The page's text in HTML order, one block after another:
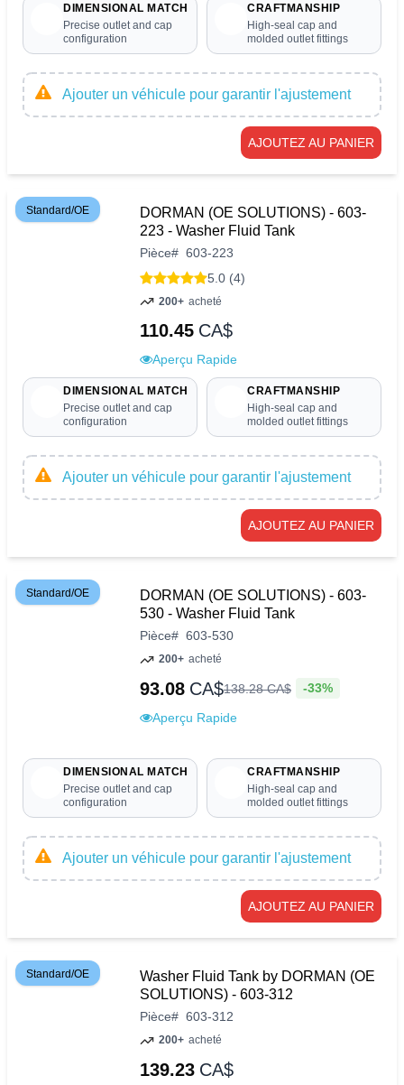
DIMENSIONAL MATCH
Precise outlet and cap
configuration
CRAFTMANSHIP
High-seal cap and
molded outlet fittings
Ajouter un véhicule pour garantir l'ajustement
AJOUTEZ AU PANIER
Standard/OE
DORMAN (OE SOLUTIONS) - 603-
223 - Washer Fluid Tank
Pièce# 603-223
5.0 (4)
200+ acheté
110.45 CA$
Aperçu Rapide
DIMENSIONAL MATCH
Precise outlet and cap
configuration
CRAFTMANSHIP
High-seal cap and
molded outlet fittings
Ajouter un véhicule pour garantir l'ajustement
AJOUTEZ AU PANIER
Standard/OE
DORMAN (OE SOLUTIONS) - 603-
530 - Washer Fluid Tank
Pièce# 603-530
200+ acheté
93.08 CA$138.28CA$ -33%
Aperçu Rapide
DIMENSIONAL MATCH
Precise outlet and cap
configuration
CRAFTMANSHIP
High-seal cap and
molded outlet fittings
Ajouter un véhicule pour garantir l'ajustement
AJOUTEZ AU PANIER
Standard/OE
Washer Fluid Tank by DORMAN (OE
SOLUTIONS) - 603-312
Pièce# 603-312
200+ acheté
139.23 CA$